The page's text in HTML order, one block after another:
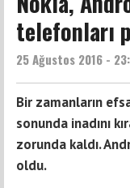
telefonları
25 Ağustos 2016 -
Bir zamanların
sonunda inadını
zorunda kaldı.
oldu.